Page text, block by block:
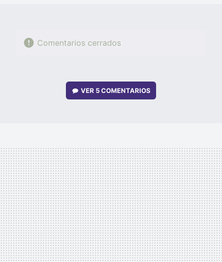
Comentarios cerrados
VER 5 COMENTARIOS